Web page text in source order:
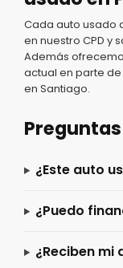
Cada auto usado
en nuestro CPD y
Además
actual en parte
en Santiago.
¿Este auto
¿Puedo
¿Reciben